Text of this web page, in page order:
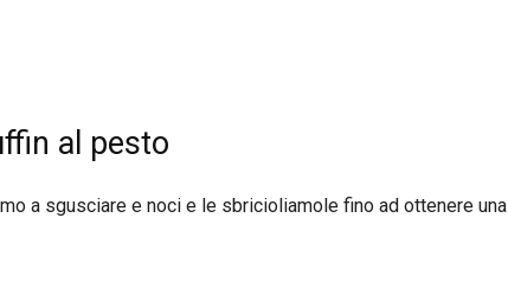
al pesto
a sgusciare e noci e le sbricioliamole fino ad ottenere una